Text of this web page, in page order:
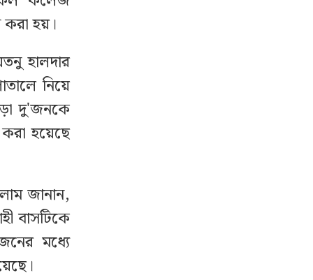
করা হয়।
হালদার
নিয়ে
দু'জনকে
হয়েছে
জানান,
বাসটিকে
মধ্যে